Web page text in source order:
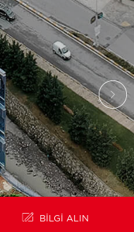
BİLGİ ALIN